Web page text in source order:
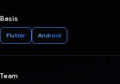
Basis
Flutter Android
Team